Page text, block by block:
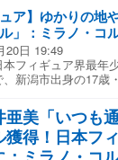
選手(当時) 「夢は五
ないので一つ一つ大
たい。」 ■大石悠貴
亜美選手(18) 「4年
いところがたくさ
乗り越えてメダルを
とによって、自分
ろからやっている
頑張ると小さいこ
と自分で言って、
それを支え続けた三
に立ったかを、ファ
ていいよ』というの
寂しいけれど、ボ
いたら口が裂けて
しい。そんな“親心
れるスケーティン
漏れるのも無理は
顔が見られなくな
身体が許すなら、
プルアクセル」は回
の連続ジャンプを見
み、順位は8位。27
ュア】ゆかりの
ル」：ミラノ・コ
20日 19:49
本フィギュア界最年
、新潟市出身の17歳
終滑走。新潟市出
・中井亜美(17歳)
に立ちました。 ■
気持ちでフリーに
亜美「いつも
得！日本フ